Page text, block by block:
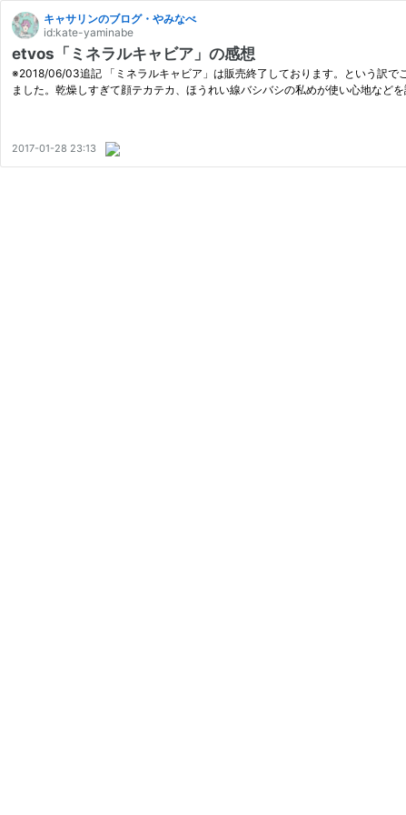
キャサリンのブログ・やみなべ
id:kate-yaminabe
etvos「ミネラルキャビア」の感想
※2018/06/03追記 「ミネラルキャビア」は販売終了しております。という訳
ました。乾燥しすぎて顔テカテカ、ほうれい線バシバシの私めが使い心地など
2017-01-28 23:13